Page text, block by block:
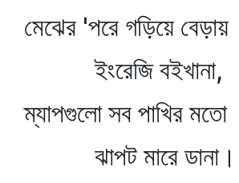
মেঝের 'পরে গড়িয়ে বেড়ায়
ইংরেজি বইখানা,
ম্যাপগুলো সব পাখির মতো
ঝাপট মারে ডানা।